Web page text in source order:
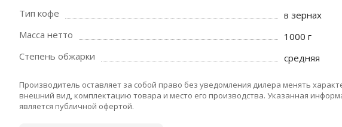
Тип кофе
в зернах
Масса нетто
1000 г
Степень обжарки
средняя
Производитель оставляет за собой право без уведомления дилера менять
внешний вид, комплектацию товара и место его производства. Указанная
является публичной офертой.